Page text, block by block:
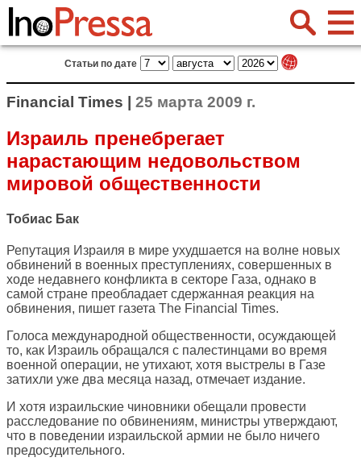
Статьи по дате
Financial Times | 25 марта 2009 г.
Израиль пренебрегает
нарастающим недовольством
мировой общественности
Тобиас Бак
Репутация Израиля в мире ухудшается на волне новых
обвинений в военных преступлениях, совершенных в
ходе недавнего конфликта в секторе Газа, однако в
самой стране преобладает сдержанная реакция на
обвинения, пишет газета The Financial Times.
Голоса международной общественности, осуждающей
то, как Израиль обращался с палестинцами во время
военной операции, не утихают, хотя выстрелы в Газе
затихли уже два месяца назад, отмечает издание.
И хотя израильские чиновники обещали провести
расследование по обвинениям, министры утверждают,
что в поведении израильской армии не было ничего
предосудительного.